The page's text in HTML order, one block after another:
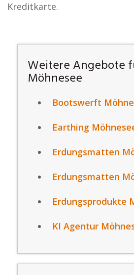
Kreditkarte.
Weitere Angebote
Möhnesee
Bootswerft
Earthing
Erdungsmatten
Erdungsmatten
Erdungsprodukte
KI Agentur